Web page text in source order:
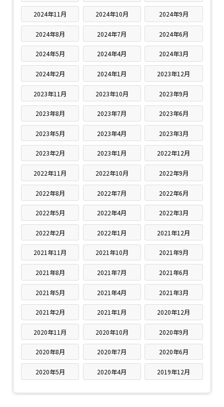
2024年11月 2024年10月 2024年9月
2024年8月 2024年7月 2024年6月
2024年5月 2024年4月 2024年3月
2024年2月 2024年1月 2023年12月
2023年11月 2023年10月 2023年9月
2023年8月 2023年7月 2023年6月
2023年5月 2023年4月 2023年3月
2023年2月 2023年1月 2022年12月
2022年11月 2022年10月 2022年9月
2022年8月 2022年7月 2022年6月
2022年5月 2022年4月 2022年3月
2022年2月 2022年1月 2021年12月
2021年11月 2021年10月 2021年9月
2021年8月 2021年7月 2021年6月
2021年5月 2021年4月 2021年3月
2021年2月 2021年1月 2020年12月
2020年11月 2020年10月 2020年9月
2020年8月 2020年7月 2020年6月
2020年5月 2020年4月 2019年12月